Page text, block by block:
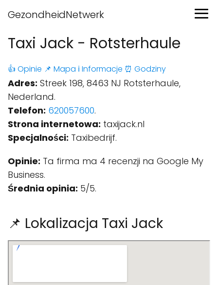
GezondheidNetwerk
Taxi Jack - Rotsterhaule
👍 Opinie 📌 Mapa ℹ️ Informacje ⏰ Godziny
Adres: Streek 198, 8463 NJ Rotsterhaule,
Nederland.
Telefon: 620057600.
Strona internetowa: taxijack.nl
Specjalności: Taxibedrijf.
Opinie: Ta firma ma 4 recenzji na Google My
Business.
Średnia opinia: 5/5.
📌 Lokalizacja Taxi Jack